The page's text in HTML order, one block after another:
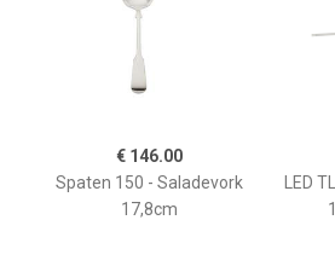
€ 146.00
Spaten 150 - Saladevork
17,8cm
LED